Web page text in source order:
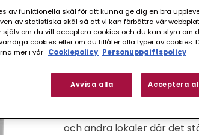
Östberg
AGGREGAT HERU
Ventilationsaggregat med
och andra lokaler där det
av funktionella skäl för att kunna ge dig en bra
av statistiska skäl så att vi kan förbättra vår
om du vill acceptera cookies och du kan styra om
cookies eller om du tillåter alla typer av cookies.
mer i vår Cookiepolicy Personuppgiftspolicy
Avvisa alla Acceptera